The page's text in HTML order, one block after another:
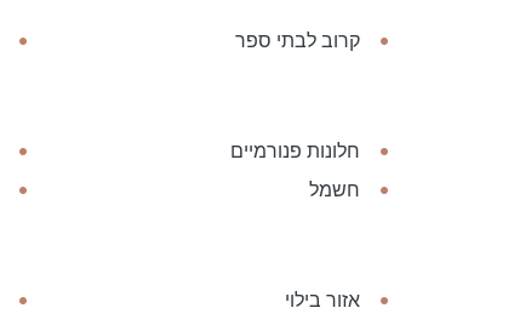
קרוב לבתי ספר
חלונות פנורמיים
חשמל
אזור בילוי